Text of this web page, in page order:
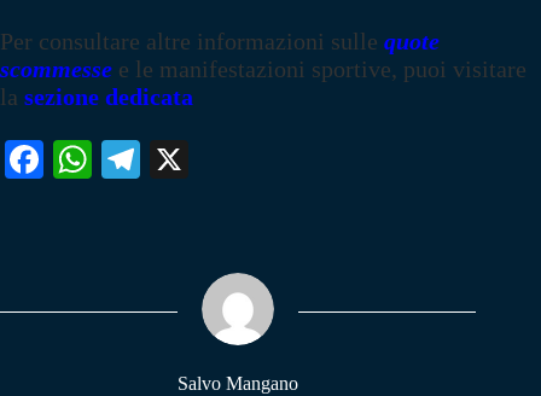
Per consultare altre informazioni sulle quote
scommesse e le manifestazioni sportive, puoi visitare
la sezione dedicata
Fa W
pp
Te
m
Salvo Mangano